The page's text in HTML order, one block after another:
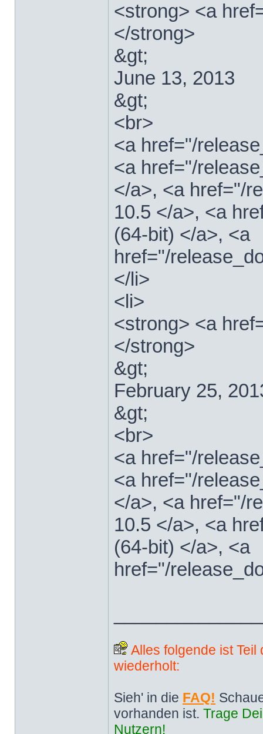
<strong> <a
</strong>
&gt;
June 13, 2013
&gt;
<br>
<a href="/
<a href="/
</a>, <a href="/
10.5 </a>, <a
(64-bit) </a>, <a
href="/
</li>
<li>
<strong> <a
</strong>
&gt;
February 25,
&gt;
<br>
<a href="/
<a href="/
</a>, <a href="/
10.5 </a>, <a
(64-bit) </a>, <a
href="/
Alles folgende ist
wiederholt:
Sieh' in die FAQ!
vorhanden ist. Trage
Nutzern!